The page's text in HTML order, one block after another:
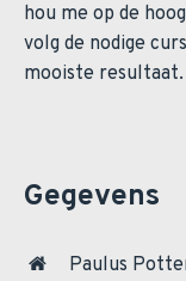
hou me op de
volg de nodige
mooiste resultaat.
Gegevens
Paulus